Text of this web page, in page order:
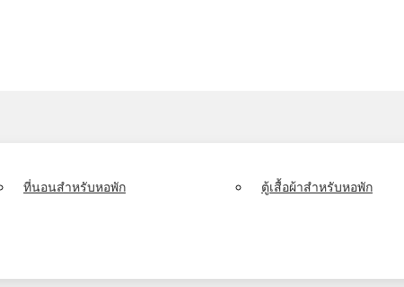
ที่นอนสำหรับหอพัก ตู้เสื้อผ้าสำหรับหอพัก